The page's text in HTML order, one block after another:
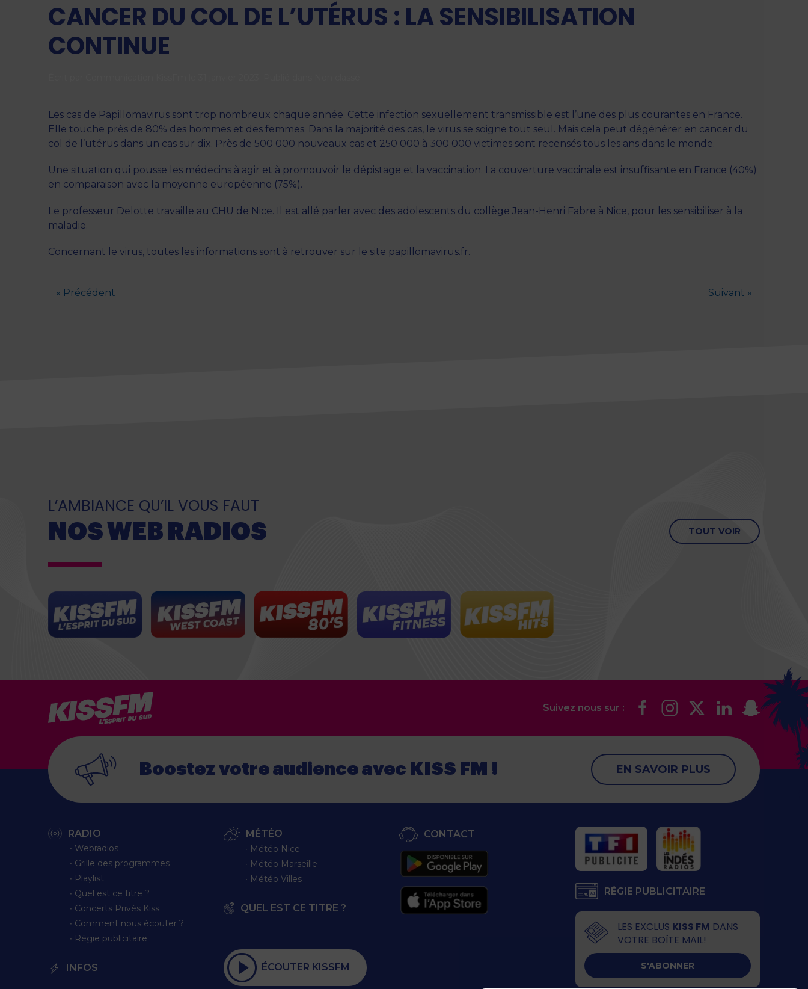
CANCER DU COL DE L’UTÉRUS : LA SENSIBILISATION
CONTINUE
Les cas de Papillomavirus sont trop nombreux chaque année. Cette infection sexuellement transmissible est l’une des plus courantes en France.
Elle touche près de 80% des hommes et des femmes. Dans la majorité des cas, le virus se soigne tout seul. Mais cela peut dégénérer en cancer du
col de l’utérus dans un cas sur dix. Près de 500 000 nouveaux cas et 250 000 à 300 000 victimes sont recensés tous les ans dans le monde.
Une situation qui pousse les médecins à agir et à promouvoir le dépistage et la vaccination. La couverture vaccinale est insuffisante en France (40%)
en comparaison avec la moyenne européenne (75%).
Le professeur Delotte travaille au CHU de Nice. Il est allé parler avec des adolescents du collège Jean-Henri Fabre à Nice, pour les sensibiliser à la
maladie.
Concernant le virus, toutes les informations sont à retrouver sur le site papillomavirus.fr.
« Précédent Suivant »
L’AMBIANCE QU’IL VOUS FAUT
NOS WEB RADIOS TOUT VOIR
Suivez nous sur :
Boostez votre audience avec KISS FM ! EN SAVOIR PLUS
RADIO
∙ Webradios
∙ Grille des programmes
∙ Playlist
∙ Quel est ce titre ?
∙ Concerts Privés Kiss
∙ Comment nous écouter ?
∙ Régie publicitaire
INFOS
MÉTÉO
∙ Météo Nice
∙ Météo Marseille
∙ Météo Villes
QUEL EST CE TITRE ?
ÉCOUTER KISSFM
CONTACT
RÉGIE PUBLICITAIRE
LES EXCLUS KISS FM DANS
VOTRE BOÎTE MAIL!
S'ABONNER